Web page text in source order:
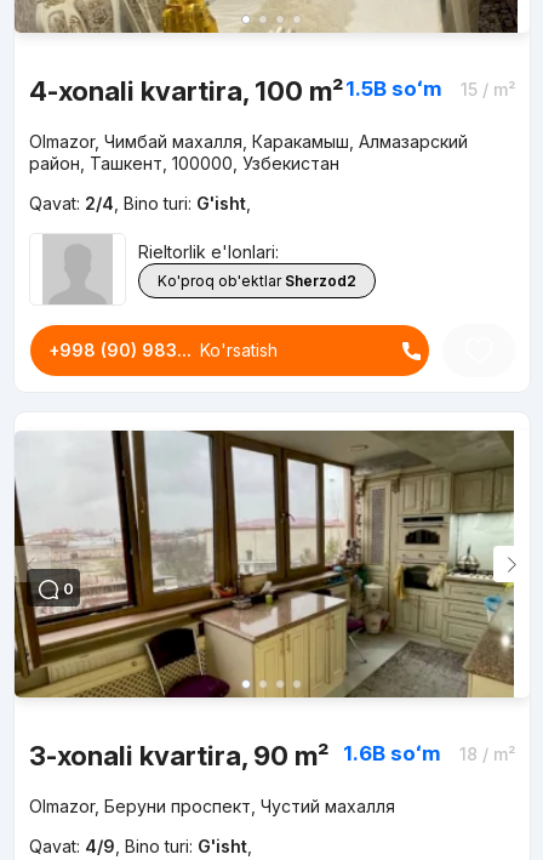
4-xonali kvartira, 100 m²1.5B soʻm 15/ m²
Olmazor, Чимбай махалля, Каракамыш, Алмазарский
район, Ташкент, 100000, Узбекистан
Qavat: 2/4 Bino turi: G'isht,
Rieltorlik e'lonlari:
Ko'proq ob'ektlar Sherzod2
+998 (90) 983... Ko'rsatish
0
3-xonali kvartira, 90 m² 1.6B soʻm 18 / m²
Olmazor, Беруни проспект, Чустий махалля
Qavat: 4/9 Bino turi: G'isht,